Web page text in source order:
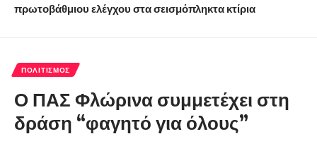
πρωτοβάθμιου ελέγχου στα σεισμόπληκτα κτίρια
ΠΟΛΙΤΙΣΜΌΣ
Ο ΠΑΣ Φλώρινα συμμετέχει στη
δράση “φαγητό για όλους”